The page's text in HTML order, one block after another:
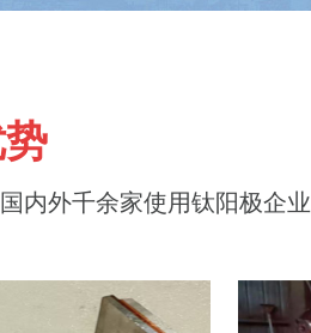
内外千余家使用钛阳极企业